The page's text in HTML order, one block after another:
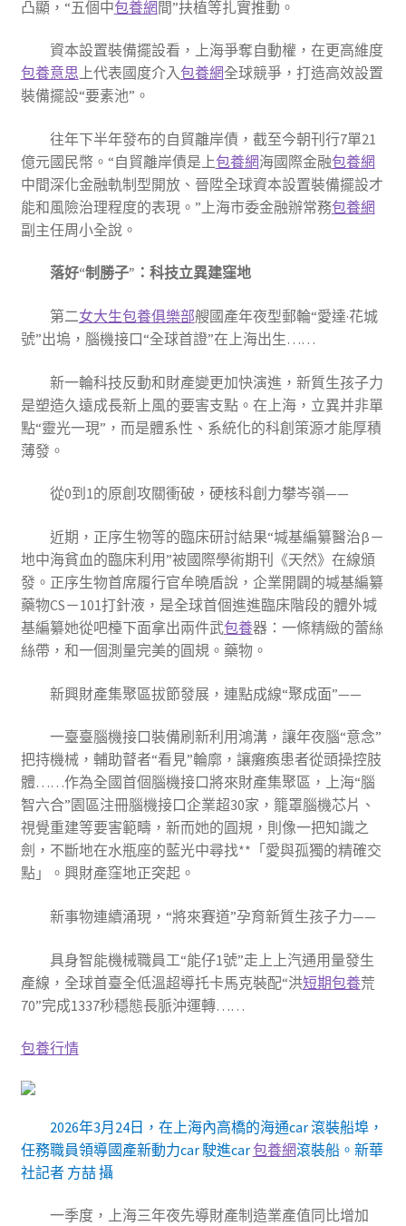
凸顯，“五個中包養網間”扶植等扎實推動。
資本設置裝備擺設看，上海爭奪自動權，在更高維度
包養意思上代表國度介入包養網全球競爭，打造高效設置
裝備擺設“要素池”。
往年下半年發布的自貿離岸債，截至今朝刊行7單21
億元國民幣。“自貿離岸債是上包養網海國際金融包養網
中間深化金融軌制型開放、晉陞全球資本設置裝備擺設才
能和風險治理程度的表現。”上海市委金融辦常務包養網
副主任周小全說。
落好“制勝子”：科技立異建窪地
第二女大生包養俱樂部艘國產年夜型郵輪“愛達·花城
號”出塢，腦機接口“全球首證”在上海出生……
新一輪科技反動和財產變更加快演進，新質生孩子力
是塑造久遠成長新上風的要害支點。在上海，立異并非單
點“靈光一現”，而是體系性、系統化的科創策源才能厚積
薄發。
從0到1的原創攻關衝破，硬核科創力攀岑嶺——
近期，正序生物等的臨床研討結果“堿基編纂醫治β－
地中海貧血的臨床利用”被國際學術期刊《天然》在線頒
發。正序生物首席履行官牟曉盾說，企業開闢的堿基編纂
藥物CS－101打針液，是全球首個進進臨床階段的體外堿
基編纂她從吧檯下面拿出兩件武包養器：一條精緻的蕾絲
絲帶，和一個測量完美的圓規。藥物。
新興財產集聚區拔節發展，連點成線“聚成面”——
一臺臺腦機接口裝備刷新利用鴻溝，讓年夜腦“意念”
把持機械，輔助瞽者“看見”輪廓，讓癱瘓患者從頭操控肢
體……作為全國首個腦機接口將來財產集聚區，上海“腦
智六合”園區注冊腦機接口企業超30家，籠罩腦機芯片、
視覺重建等要害範疇，新而她的圓規，則像一把知識之
劍，不斷地在水瓶座的藍光中尋找**「愛與孤獨的精確交
點」。興財產窪地正突起。
新事物連續涌現，“將來賽道”孕育新質生孩子力——
具身智能機械職員工“能仔1號”走上上汽通用量發生
產線，全球首臺全低溫超導托卡馬克裝配“洪短期包養荒
70”完成1337秒穩態長脈沖運轉……
包養行情
2026年3月24日，在上海內高橋的海通car 滾裝船埠，
任務職員領導國產新動力car 駛進car包養網滾裝船。新華
社記者 方喆 攝
一季度，上海三年夜先導財產制造業產值同比增加